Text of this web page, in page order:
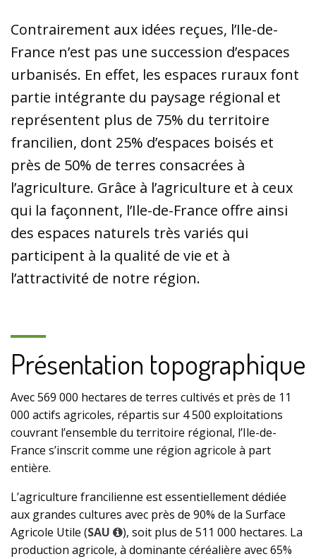
Contrairement aux idées reçues, l’Ile-de-
France n’est pas une succession d’espaces
urbanisés. En effet, les espaces ruraux font
partie intégrante du paysage régional et
représentent plus de 75% du territoire
francilien, dont 25% d’espaces boisés et
près de 50% de terres consacrées à
l’agriculture. Grâce à l’agriculture et à ceux
qui la façonnent, l’Ile-de-France offre ainsi
des espaces naturels très variés qui
participent à la qualité de vie et à
l’attractivité de notre région.
Présentation topographique
Avec 569 000 hectares de terres cultivés et près de 11
000 actifs agricoles, répartis sur 4 500 exploitations
couvrant l’ensemble du territoire régional, l’Ile-de-
France s’inscrit comme une région agricole à part
entière.
L’agriculture francilienne est essentiellement dédiée
aux grandes cultures avec près de 90% de la Surface
Agricole Utile (SAU
), soit plus de 511 000 hectares. La
production agricole, à dominante céréalière avec 65%